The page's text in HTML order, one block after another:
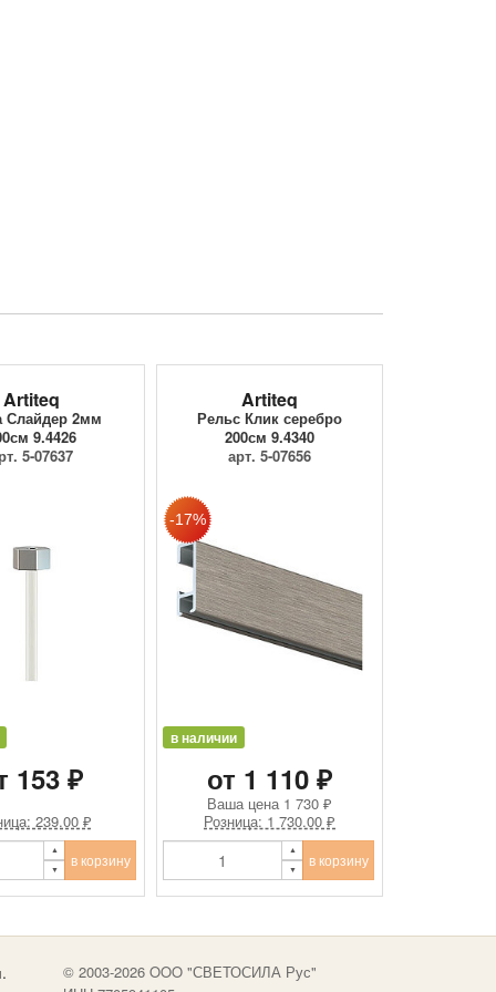
Artiteq
Слайдер 2мм
9.4426
5-07637
153 ₽
239.00 ₽
в корзину
Artiteq
Рельс Клик серебро
200см 9.4340
арт. 5-07656
в наличии
от 1 110 ₽
Ваша цена 1 730 ₽
Розница: 1 730.00 ₽
в корзину
© 2003-2026 OOO "СВЕТОСИЛА Рус"